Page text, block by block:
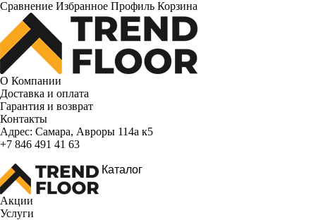
Сравнение Избранное Профиль Корзина
О Компании
Доставка и оплата
Гарантия и возврат
Контакты
Адрес: Самара, Авроры 114а к5
+7 846 491 41 63
Каталог
Акции
Услуги